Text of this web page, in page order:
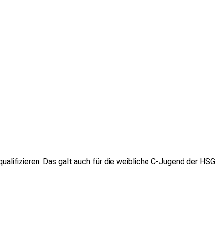
Das galt auch für die weibliche C-Jugend der HSG